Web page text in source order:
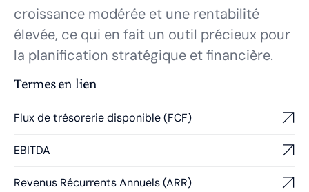
croissance modérée et une rentabilité
élevée, ce qui en fait un outil précieux pour
la planification stratégique et financière.
Termes en lien
Flux de trésorerie disponible (FCF)
EBITDA
Revenus Récurrents Annuels (ARR)